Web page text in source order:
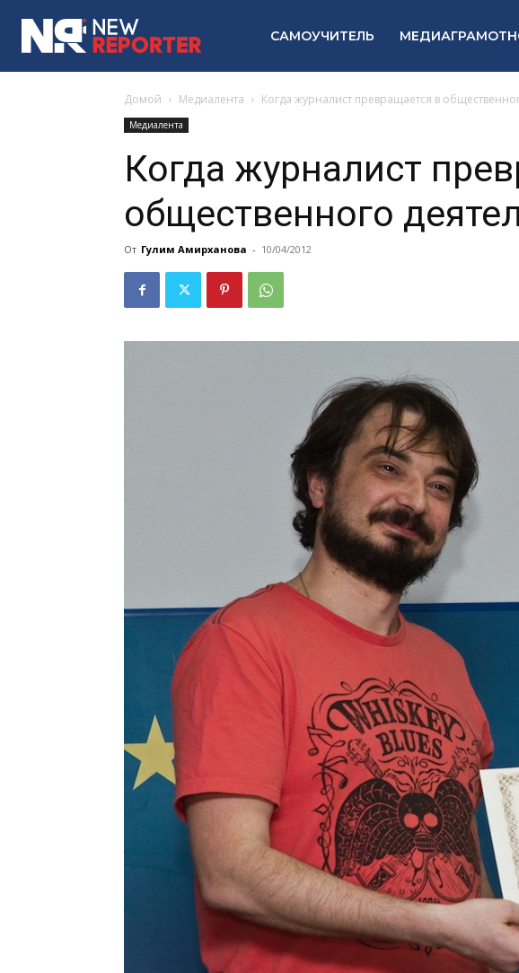
САМОУЧИТЕЛЬ
Домой Медиалента Когда журналист превращается в
Медиалента
Когда журналист
общественного
От Гулим Амирханова - 10/04/2012